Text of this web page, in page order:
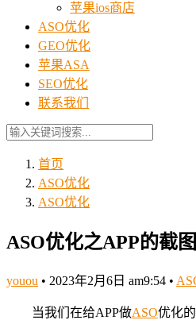
苹果ios商店
ASO优化
GEO优化
苹果ASA
SEO优化
联系我们
首页
ASO优化
ASO优化
ASO优化之APP的截
youou • 2023年2月6日 am9:54 •
当我们在给APP做ASO优化